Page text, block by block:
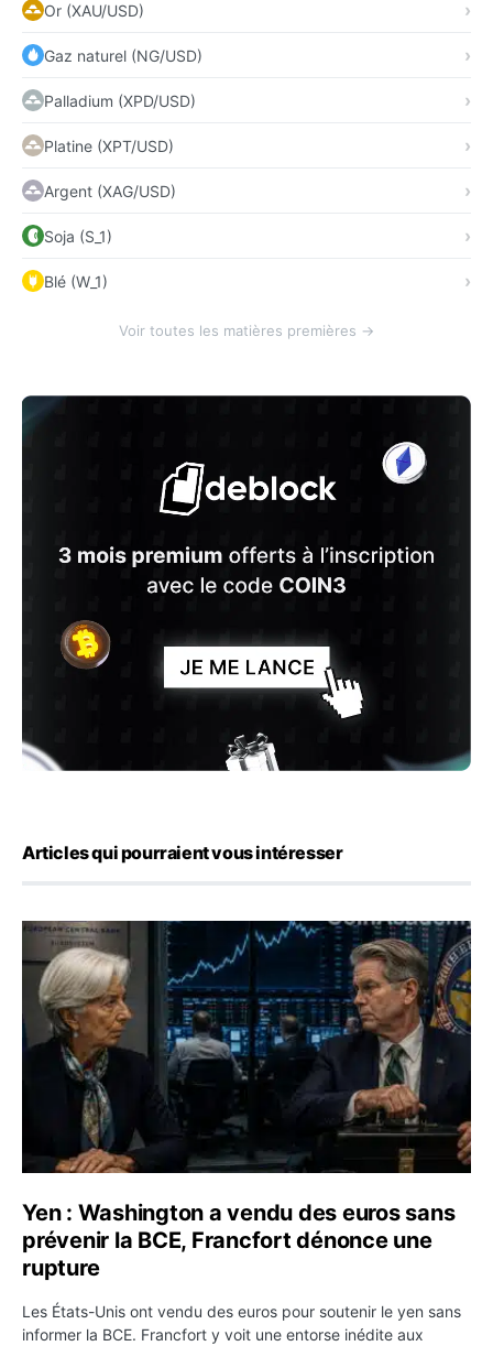
Or (XAU/USD)
Gaz naturel (NG/USD)
Palladium (XPD/USD)
Platine (XPT/USD)
Argent (XAG/USD)
Soja (S_1)
Blé (W_1)
Voir toutes les matières premières →
Articles qui pourraient vous intéresser
Yen : Washington a vendu des euros sans prévenir la
Yen : Washington a vendu des euros sans
prévenir la BCE, Francfort dénonce une
rupture
Les États-Unis ont vendu des euros pour soutenir le yen sans
informer la BCE. Francfort y voit une entorse inédite aux